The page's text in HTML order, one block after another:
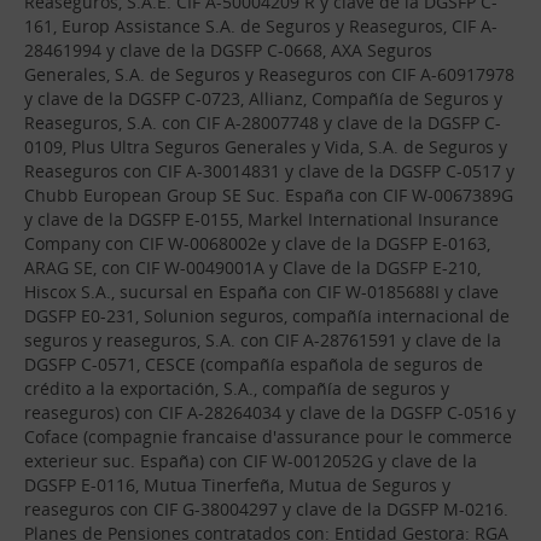
161, Europ Assistance S.A. de Seguros y Reaseguros, CIF A-
28461994 y clave de la DGSFP C-0668, AXA Seguros
Generales, S.A. de Seguros y Reaseguros con CIF A-60917978
y clave de la DGSFP C-0723, Allianz, Compañía de Seguros y
Reaseguros, S.A. con CIF A-28007748 y clave de la DGSFP C-
0109, Plus Ultra Seguros Generales y Vida, S.A. de Seguros y
Reaseguros con CIF A-30014831 y clave de la DGSFP C-0517 y
Chubb European Group SE Suc. España con CIF W-0067389G
y clave de la DGSFP E-0155, Markel International Insurance
Company con CIF W-0068002e y clave de la DGSFP E-0163,
ARAG SE, con CIF W-0049001A y Clave de la DGSFP E-210,
Hiscox S.A., sucursal en España con CIF W-0185688I y clave
DGSFP E0-231, Solunion seguros, compañía internacional de
seguros y reaseguros, S.A. con CIF A-28761591 y clave de la
DGSFP C-0571, CESCE (compañía española de seguros de
crédito a la exportación, S.A., compañía de seguros y
reaseguros) con CIF A-28264034 y clave de la DGSFP C-0516 y
Coface (compagnie francaise d'assurance pour le commerce
exterieur suc. España) con CIF W-0012052G y clave de la
DGSFP E-0116, Mutua Tinerfeña, Mutua de Seguros y
reaseguros con CIF G-38004297 y clave de la DGSFP M-0216.
Planes de Pensiones contratados con: Entidad Gestora: RGA